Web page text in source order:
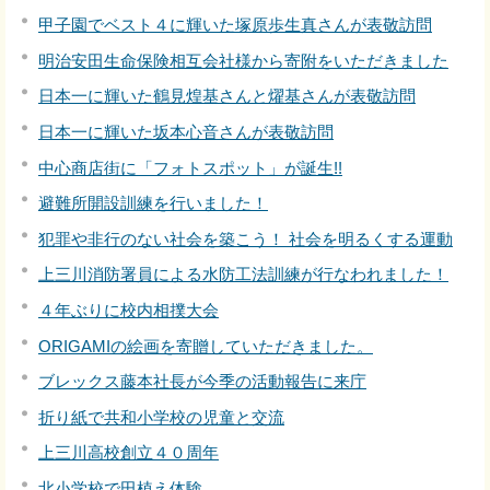
甲子園でベスト４に輝いた塚原歩生真さんが表敬訪問
明治安田生命保険相互会社様から寄附をいただきました
日本一に輝いた鶴見煌基さんと燿基さんが表敬訪問
日本一に輝いた坂本心音さんが表敬訪問
中心商店街に「フォトスポット」が誕生!!
避難所開設訓練を行いました！
犯罪や非行のない社会を築こう！ 社会を明るくする運動
上三川消防署員による水防工法訓練が行なわれました！
４年ぶりに校内相撲大会
ORIGAMIの絵画を寄贈していただきました。
ブレックス藤本社長が今季の活動報告に来庁
折り紙で共和小学校の児童と交流
上三川高校創立４０周年